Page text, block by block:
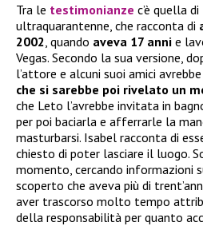
Tra le testimonianze c’è quella
ultraquarantenne, che racconta di
2002 , quando aveva 17 anni e
Vegas. Secondo la sua versione,
l’attore e alcuni suoi amici avrebbe
che si sarebbe poi rivelato un
che Leto l’avrebbe invitata in
per poi baciarla e afferrarle la
masturbarsi. Isabel racconta di
chiesto di poter lasciare il luogo.
momento, cercando informazioni
scoperto che aveva più di
aver trascorso molto tempo
della responsabilità per quanto